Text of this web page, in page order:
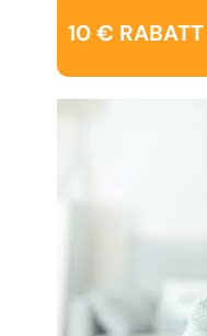
10 € RABATT